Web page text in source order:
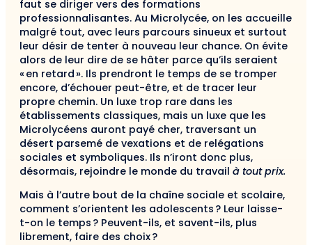
faut se diriger vers des formations
professionnalisantes. Au Microlycée, on les accueille
malgré tout, avec leurs parcours sinueux et surtout
leur désir de tenter à nouveau leur chance. On évite
alors de leur dire de se hâter parce qu’ils seraient
« en retard ». Ils prendront le temps de se tromper
encore, d’échouer peut-être, et de tracer leur
propre chemin. Un luxe trop rare dans les
établissements classiques, mais un luxe que les
Microlycéens auront payé cher, traversant un
désert parsemé de vexations et de relégations
sociales et symboliques. Ils n’iront donc plus,
désormais, rejoindre le monde du travail à tout prix.
Mais à l’autre bout de la chaîne sociale et scolaire,
comment s’orientent les adolescents ? Leur laisse-
t-on le temps ? Peuvent-ils, et savent-ils, plus
librement, faire des choix ?